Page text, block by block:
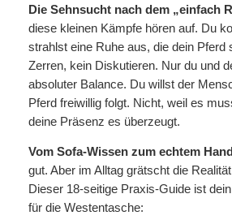
c
h
e
r
P
r
e
s
w
a
r
r
e
i
s
i
s
t
1
9
,
0
l
e
n
i
m
A
l
l
t
a
g
Die Sehnsucht nach dem „einfach
diese kleinen Kämpfe hören auf. Du
strahlst eine Ruhe aus, die dein Pferd
Zerren, kein Diskutieren. Nur du und
absoluter Balance. Du willst der
Pferd freiwillig folgt. Nicht, weil es
deine Präsenz es überzeugt.
Vom Sofa-Wissen zum echtem
gut. Aber im Alltag grätscht die
Dieser 18-seitige Praxis-Guide ist
für die Westentasche: